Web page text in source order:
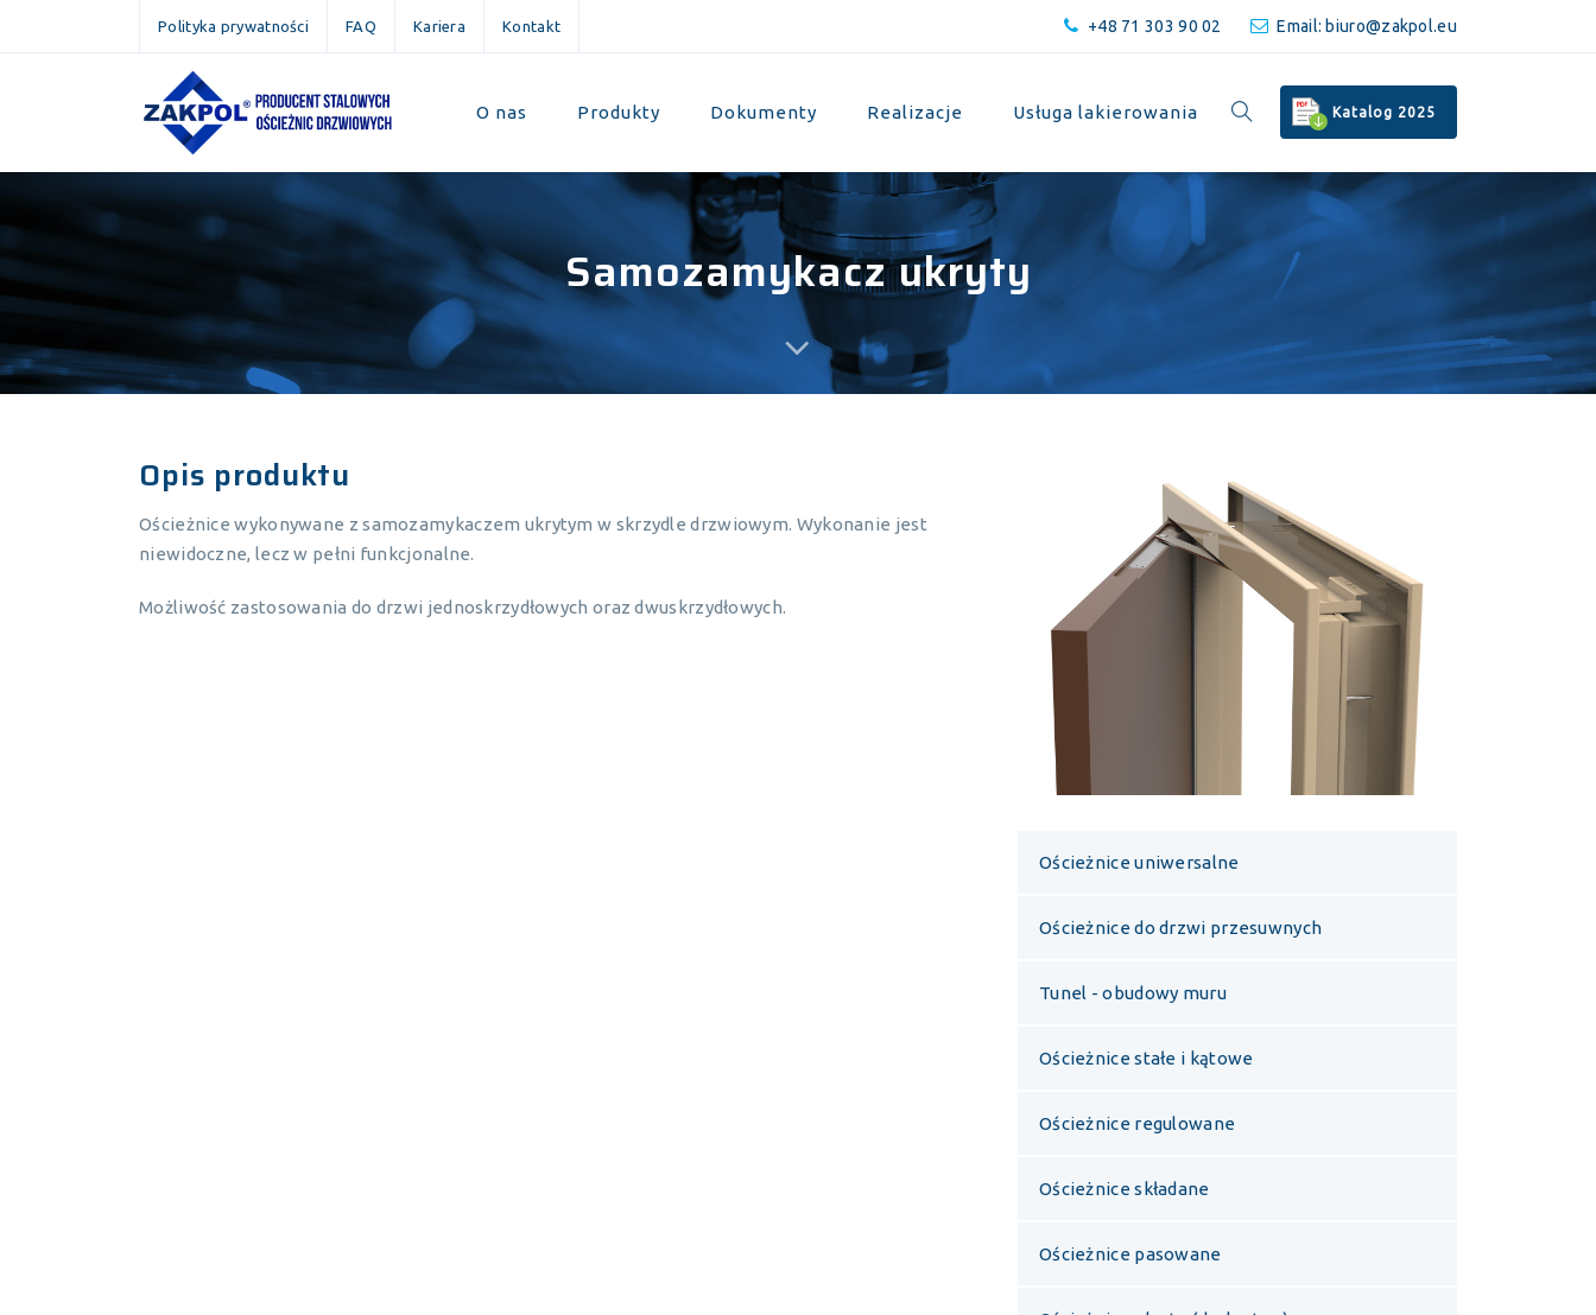
Polityka prywatności FAQ Kariera Kontakt +48 71 303 90 02 Email: biuro@zakpol.eu
O nas Produkty Dokumenty Realizacje Usługa lakierowania Katalog 2025
Samozamykacz ukryty
Opis produktu
Ościeżnice wykonywane z samozamykaczem ukrytym w skrzydle drzwiowym. Wykonanie jest
niewidoczne, lecz w pełni funkcjonalne.
Możliwość zastosowania do drzwi jednoskrzydłowych oraz dwuskrzydłowych.
Ościeżnice uniwersalne
Ościeżnice do drzwi przesuwnych
Tunel - obudowy muru
Ościeżnice stałe i kątowe
Ościeżnice regulowane
Ościeżnice składane
Ościeżnice pasowane